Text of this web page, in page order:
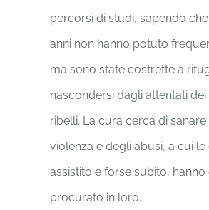
percorsi di studi, sapendo
anni non hanno potuto
ma sono state costrette a
nascondersi dagli attentati
ribelli. La cura cerca di
violenza e degli abusi, a cui le
assistito e forse subito,
procurato in loro.